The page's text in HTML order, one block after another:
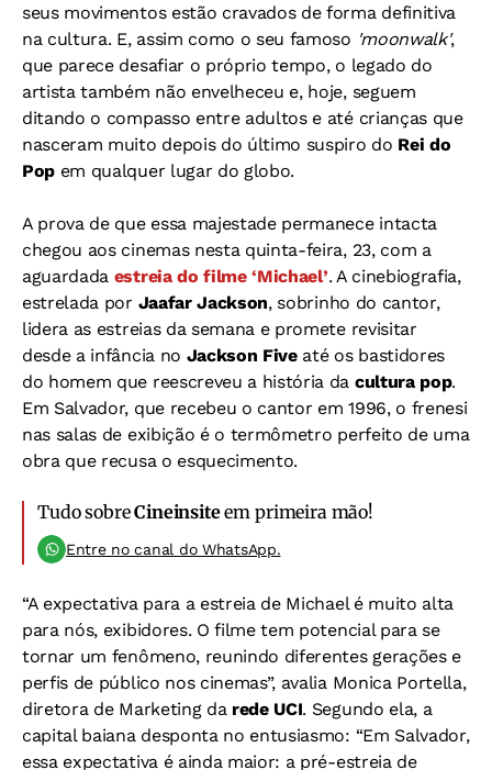
seus movimentos estão cravados de forma definitiva
na cultura. E, assim como o seu famoso 'moonwalk',
que parece desafiar o próprio tempo, o legado do
artista também não envelheceu e, hoje, seguem
ditando o compasso entre adultos e até crianças que
nasceram muito depois do último suspiro do Rei do
Pop em qualquer lugar do globo.
A prova de que essa majestade permanece intacta
chegou aos cinemas nesta quinta-feira, 23, com a
aguardada estreia do filme‘Michael’. A cinebiografia,
estrelada por Jaafar Jackson, sobrinho do cantor,
lidera as estreias da semana e promete revisitar
desde a infância no Jackson Fiveaté os bastidores
do homem que reescreveu a história da cultura pop.
Em Salvador, que recebeu o cantor em 1996, o frenesi
nas salas de exibição é o termômetro perfeito de uma
obra que recusa o esquecimento.
Tudo sobreCineinsiteem primeira mão!
Entre no canal do WhatsApp.
“A expectativa para a estreia de Michael é muito alta
para nós, exibidores. O filme tem potencial para se
tornar um fenômeno, reunindo diferentes gerações e
perfis de público nos cinemas”, avalia Monica Portella,
diretora de Marketing da rede UCI. Segundo ela, a
capital baiana desponta no entusiasmo: “Em Salvador,
essa expectativa é ainda maior: a pré-estreia de